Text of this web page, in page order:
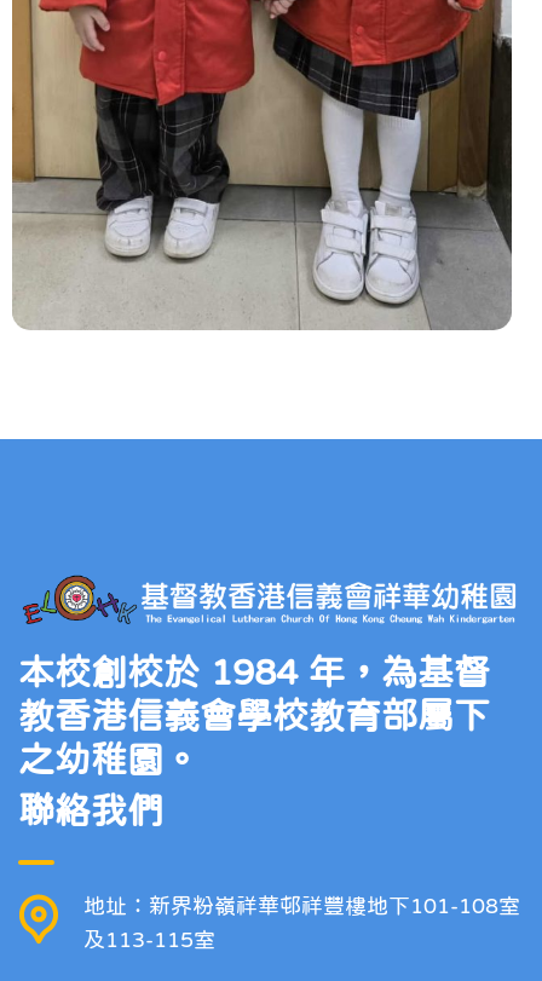
本校創校於 1984 年，為基督
教香港信義會學校教育部屬下
之幼稚園。
聯絡我們
地址：新界粉嶺祥華邨祥豐樓地下101-108室
及113-115室